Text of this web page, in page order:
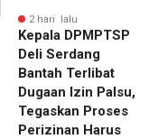
2 hari lalu
Kepala DPMPTSP
Deli Serdang
Bantah Terlibat
Dugaan Izin Palsu,
Tegaskan Proses
Perizinan Harus